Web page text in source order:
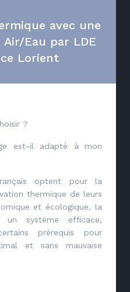
avec une
Eau par LDE
Lorient
?
est-il adapté à mon
optent pour la
thermique de leurs
et écologique, la
système efficace,
prérequis pour
et sans mauvaise